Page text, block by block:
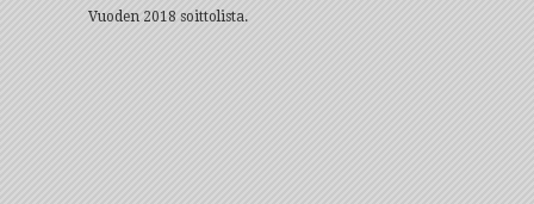
Vuoden 2018 soittolista.